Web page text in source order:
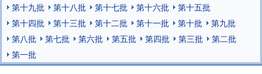
第十九批
第十八批 第十七批 第十六批
第十五批
第十四批
第十三批 第十二批 第十一批 第十批
第九批
第八批
第七批 第六批 第五批 第四批 第三批
第二批
第一批